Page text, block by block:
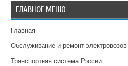
ГЛАВНОЕ МЕНЮ
Главная
Обслуживание и ремонт электровозов
Транспортная система России